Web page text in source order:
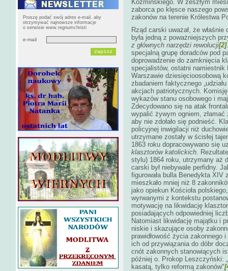
Proszę podać swój adres e-mail, aby
otrzymywać najnowsze informacje
o serwisie www.regnumchristi
e-mail
Koźmińskiego. W zeszłym
zaborca po klęsce naszego
zakonów na terenie Królestwa
Rząd carski uważał, że
była jedną z poważniejszych
z głównych narzędzi rewolucji[2]
specjalną grupę doradców pod
doprowadzenie do zamknięcia
specjalistów, ostatni namiestnik
Warszawie dziesięcioosobową
zbadaniem faktycznego
akcjach patriotycznych.
wykazów stanu osobowego i
Zdecydowano się na atak
wypalić żywym ogniem,
aby nie zdołało się podnieść.
policyjnej inwigilacji niż
utrzymane zostały w ścisłej
1863 roku dopracowywano się
klasztorów katolickich.
stylu) 1864 roku, utrzymany aż
carski był niebywale perfidny.
figurowała bulla Benedykta
mieszkało mniej niż 8
jako opiekun Kościoła
wyrwanymi z kontekstu
motywację na likwidację
posiadających odpowiedniej
Natomiast likwidację majątku i
niskie i skazujące osoby
prawidłowość życia zakonnego
ich od przywiązania do dóbr
cnót zakonnych stanowiących
później o. Prokop Leszczyński:
kasatą, tylko reformą zakonów"